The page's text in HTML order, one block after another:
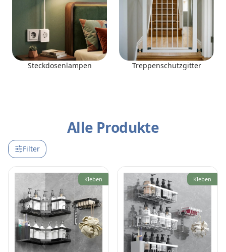
Steckdosenlampen Treppenschutzgitter
Alle Produkte
Filter
Kleben Kleben